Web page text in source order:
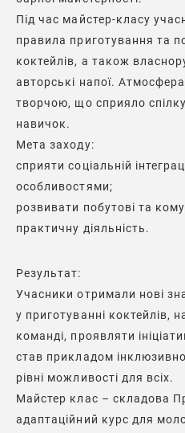
Під час майстер-класу
правила приготування та
коктейлів, а також
авторські напої.
творчою, що сприяло
навичок.
Мета заходу:
сприяти соціальній
особливостями;
розвивати побутові та
практичну діяльність.
Результат:
Учасники отримали нові
у приготуванні коктейлів,
команді, проявляти
став прикладом
рівні можливості для всіх.
Майстер клас – складова
адаптаційний курс для